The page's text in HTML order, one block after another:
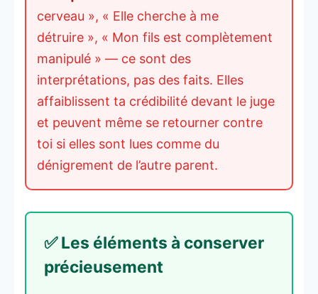
cerveau », « Elle cherche à me
détruire », « Mon fils est complètement
manipulé » — ce sont des
interprétations, pas des faits. Elles
affaiblissent ta crédibilité devant le juge
et peuvent même se retourner contre
toi si elles sont lues comme du
dénigrement de l’autre parent.
✅ Les éléments à conserver
précieusement